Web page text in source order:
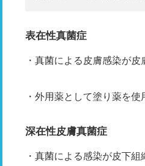
表在性真菌症
・真菌による皮膚感染が
・外用薬として塗り薬を
深在性皮膚真菌症
・真菌による感染が皮下